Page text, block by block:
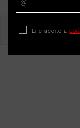
Li e aceito a